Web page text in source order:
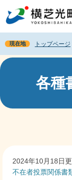
ジ
先
頭
で
ュ
を
飛
ば
本
現在地 トップページ
各種
2024年10月18日
不在者投票関係書